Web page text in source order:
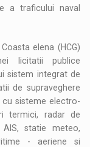
a traficului naval
elena (HCG)
licitatii publice
sistem integrat de
de supraveghere
sisteme electro-
termici, radar de
AIS, statie meteo,
- aeriene si